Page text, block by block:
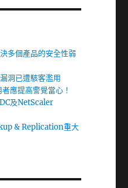
多個產品的安全性弱
洞已遭駭客濫用
應提高警覺當心！
及NetScaler
& Replication重大